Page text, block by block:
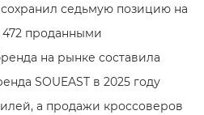
седьмую позицию на
проданными
на рынке составила
SOUEAST в 2025 году
а продажи кроссоверов